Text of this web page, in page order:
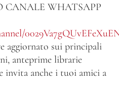
WHATSAPP
aggiornato sui principali
anteprime librarie
invita anche i tuoi amici a